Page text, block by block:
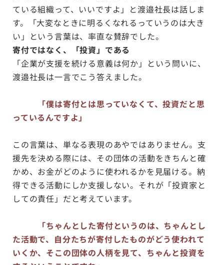
ている組織って、いいですよ」と渡邉社長は話しま
す。「大変なときに明るくなれるっていうのは大き
い」という言葉は、率直な賛辞でした。
寄付ではなく、「投資」である
「企業が支援を続ける意義は何か」という問いに、
渡邉社長は一言でこう答えました。
「僕は寄付とは思っていなくて、投資だと思
っているんですよ」
この言葉は、単なる表現のあやではありません。支
援先を決める際には、その団体の活動をきちんと確
かめ、お金がどのように使われるかを見届ける。納
得できる活動にしか支援しない。それが「投資家と
しての責任」だと考えています。
「ちゃんとした寄付というのは、ちゃんとし
た活動で、自分たちが寄付したものがどう使われて
いくか、そこの団体の人柄を見て、ちゃんと投資を